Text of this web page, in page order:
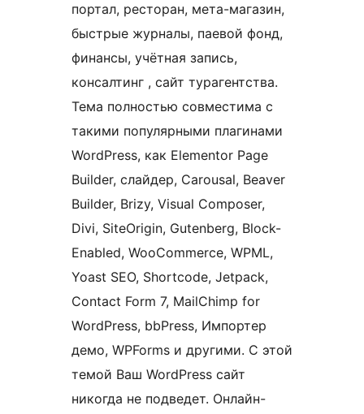
портал, ресторан, мета-магазин,
быстрые журналы, паевой фонд,
финансы, учётная запись,
консалтинг , сайт турагентства.
Тема полностью совместима с
такими популярными плагинами
WordPress, как Elementor Page
Builder, слайдер, Carousal, Beaver
Builder, Brizy, Visual Composer,
Divi, SiteOrigin, Gutenberg, Block-
Enabled, WooCommerce, WPML,
Yoast SEO, Shortcode, Jetpack,
Contact Form 7, MailChimp for
WordPress, bbPress, Импортер
демо, WPForms и другими. С этой
темой Ваш WordPress сайт
никогда не подведет. Онлайн-